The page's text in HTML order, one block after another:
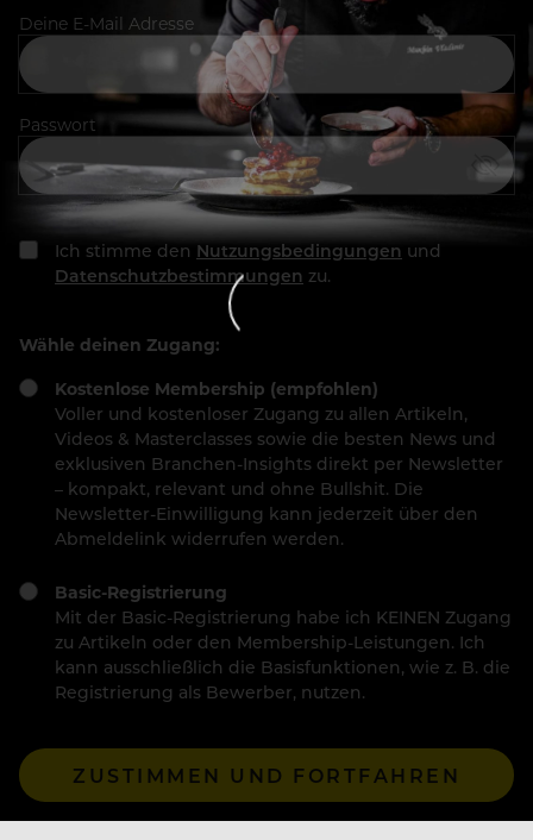
Deine E-Mail Adresse
Passwort
Ich stimme den Nutzungsbedingungen und
Datenschutzbestimmungen zu.
Wähle deinen Zugang:
Kostenlose Membership (empfohlen)
Voller und kostenloser Zugang zu allen Artikeln,
Videos & Masterclasses sowie die besten News und
exklusiven Branchen-Insights direkt per Newsletter
– kompakt, relevant und ohne Bullshit. Die
Newsletter-Einwilligung kann jederzeit über den
Abmeldelink widerrufen werden.
Basic-Registrierung
Mit der Basic-Registrierung habe ich KEINEN Zugang
zu Artikeln oder den Membership-Leistungen. Ich
kann ausschließlich die Basisfunktionen, wie z. B. die
Registrierung als Bewerber, nutzen.
ZUSTIMMEN UND FORTFAHREN